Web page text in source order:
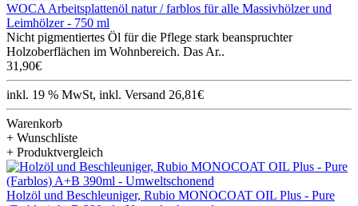
WOCA Arbeitsplattenöl natur / farblos für alle Massivhölzer und
Leimhölzer - 750 ml
Nicht pigmentiertes Öl für die Pflege stark beanspruchter
Holzoberflächen im Wohnbereich. Das Ar..
31,90€
inkl. 19 % MwSt, inkl. Versand 26,81€
Warenkorb
+ Wunschliste
+ Produktvergleich
Holzöl und Beschleuniger, Rubio MONOCOAT OIL Plus - Pure